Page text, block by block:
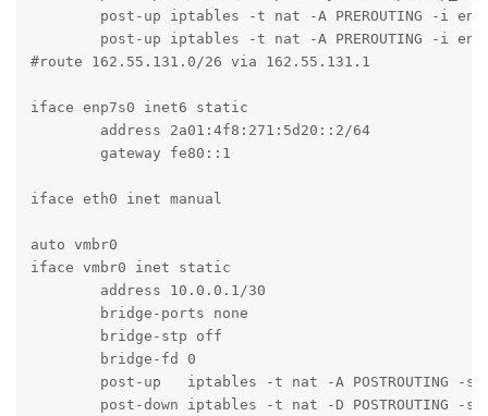
#route 162.55.131.0/26 via 162.55.131.1
iface enp7s0 inet6 static
iface eth0 inet manual
auto vmbr0
iface vmbr0 inet static